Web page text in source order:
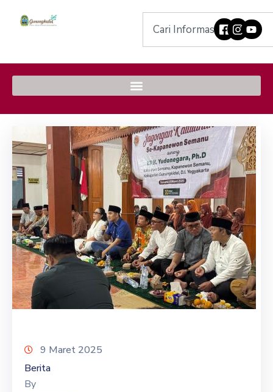
9 Maret 2025
Berita
By